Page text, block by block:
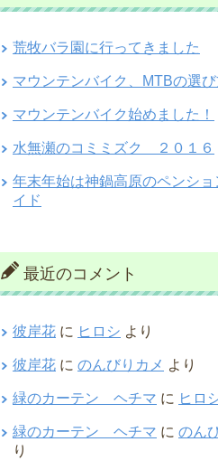
荒牧バラ園に行ってきました
マウンテンバイク、MTBの選
マウンテンバイク始めました！
水無瀬のコミミズク ２０１６
年末年始は神鍋高原のペンショ
イド
最近のコメント
彼岸花 に ヒロシ より
彼岸花 に のんびりカメ より
緑のカーテン ヘチマ に ヒロ
緑のカーテン ヘチマ に のん
り